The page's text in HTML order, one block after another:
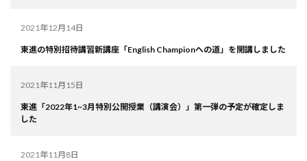
2021年12月14日
東進の特別招待講習新講座「English Championへの道」を開講しました
2021年11月15日
東進「2022年1~3月特別公開授業（講演会）」第一弾の予定が確定しま
した
2021年11月8日